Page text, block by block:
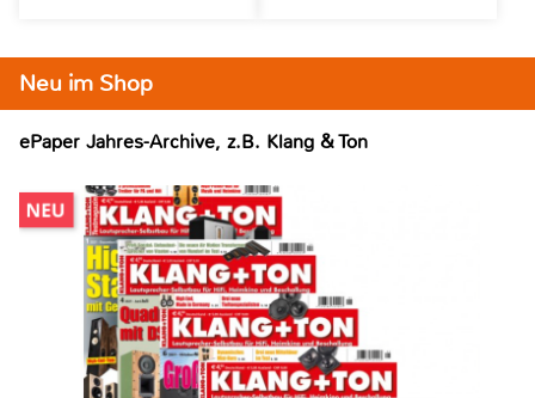
Neu im Shop
ePaper Jahres-Archive, z.B. Klang & Ton